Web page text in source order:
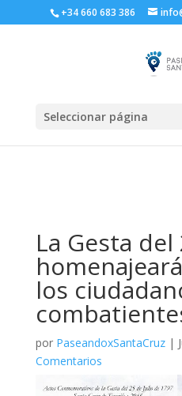
+34 660 683 386
Seleccionar página
La Gesta del
los
por PaseandoxSantaCruz|
Comentarios